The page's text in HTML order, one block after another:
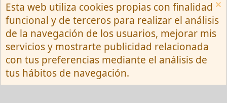
Español (Neutro) Tu
Contactarnos
Términos y reglas
Privacy policy
Ayuda
R
S
S
Community platform by XenForo ® © 2010-
2026 XenForo Ltd.
Esta web utiliza cookies propias con finalidad
funcional y de terceros para realizar el análisis
de la navegación de los usuarios, mejorar mis
servicios y mostrarte publicidad relacionada
con tus preferencias mediante el análisis de
tus hábitos de navegación.